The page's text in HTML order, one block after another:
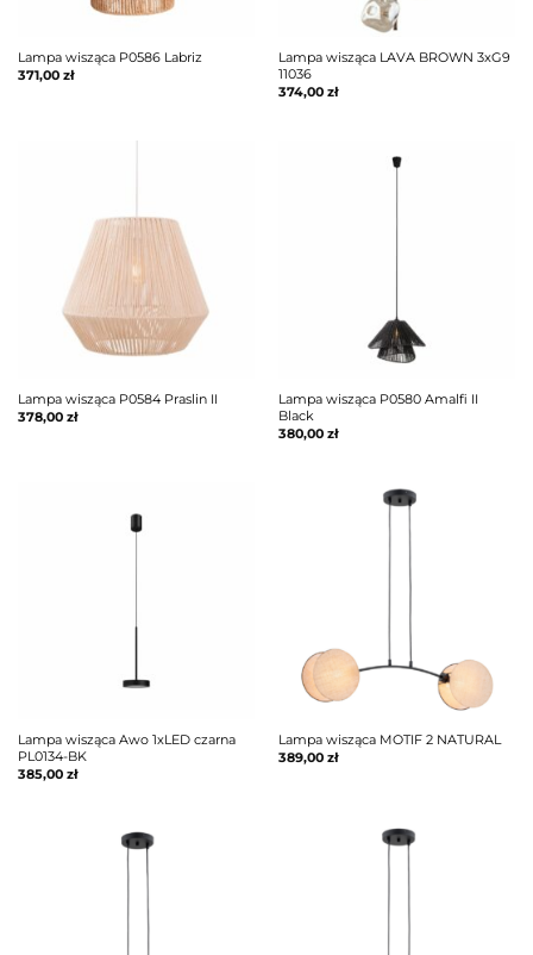
Lampa wisząca P0586 Labriz
371,00 zł
Lampa wisząca LAVA BROWN 3xG9
11036
374,00 zł
Lampa wisząca P0584 Praslin II
378,00 zł
Lampa wisząca P0580 Amalfi II
Black
380,00 zł
Lampa wisząca Awo 1xLED czarna
PL0134-BK
385,00 zł
Lampa wisząca MOTIF 2 NATURAL
389,00 zł